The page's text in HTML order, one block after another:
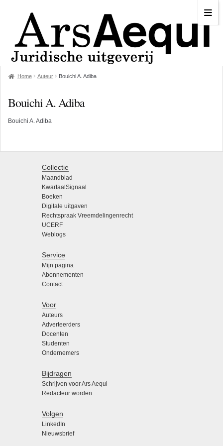
Home Auteur Bouichi A. Adiba
Bouichi A. Adiba
Bouichi A. Adiba
Collectie
Maandblad
KwartaalSignaal
Boeken
Digitale uitgaven
Rechtspraak Vreemdelingenrecht
UCERF
Weblogs
Service
Mijn pagina
Abonnementen
Contact
Voor
Auteurs
Adverteerders
Docenten
Studenten
Ondernemers
Bijdragen
Schrijven voor Ars Aequi
Redacteur worden
Volgen
LinkedIn
Nieuwsbrief